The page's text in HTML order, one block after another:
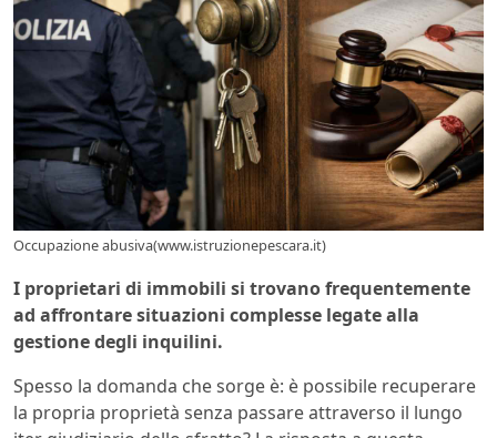
Occupazione abusiva(www.istruzionepescara.it)
I proprietari di immobili si trovano frequentemente
ad affrontare situazioni complesse legate alla
gestione degli inquilini.
Spesso la domanda che sorge è: è possibile recuperare
la propria proprietà senza passare attraverso il lungo